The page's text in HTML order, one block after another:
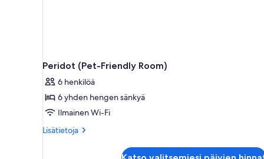
Peridot (Pet-Friendly Room)
6 henkilöä
6 yhden hengen sänkyä
Ilmainen Wi-Fi
Lisätietoja
Lisätietoja